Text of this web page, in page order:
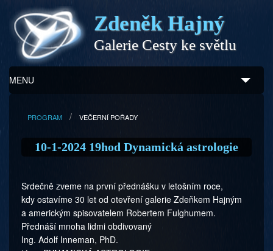
Zdeněk Hajný
Galerie Cesty ke světlu
MENU
Zdeněk Hajný
Galerie
Program
Doprovodný prodej
PROGRAM VEČERNÍ POŘADY
10-1-2024 19hod Dynamická astrologie
Srdečně zveme na první přednášku v letošním roce,
kdy ostavíme 30 let od otevření galerie Zdeňkem Hajným
a americkým spisovatelem Robertem Fulghumem.
Přednáší mnoha lidmi obdivovaný
Ing. Adolf Inneman, PhD.